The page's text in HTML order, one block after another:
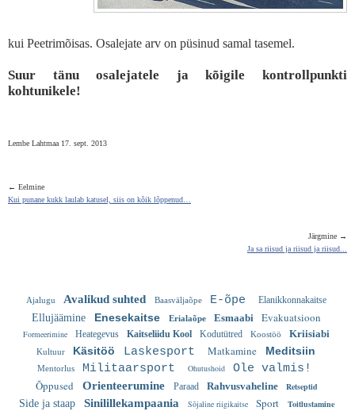
kui Peetrimõisas. Osalejate arv on püsinud samal tasemel.
Suur tänu osalejatele ja kõigile kontrollpunkti
kohtunikele!
Lembe Lahtmaa 17. sept. 2013
← Eelmine
Kui punane kukk laulab katusel, siis on kõik lõppenud…
Järgmine →
Ja sa riisud ja riisud ja riisud...
Ajalugu Avalikud suhted Baasväljaõpe E-õpe Elanikkonnakaitse
Ellujäämine Enesekaitse Erialaõpe Esmaabi Evakuatsioon
Formeerimine Heategevus Kaitseliidu Kool Kodutütred Koostöö Kriisiabi
Kultuur Käsitöö Laskesport Matkamine Meditsiin
Mentorlus Militaarsport Ohutushoid Ole valmis!
Õppused Orienteerumine Paraad Rahvusvaheline Retseptid
Side ja staap Sinilillekampaania Sõjaline riigikaitse Sport Toitlustamine